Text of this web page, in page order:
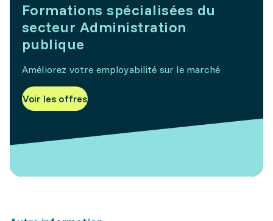
Formations spécialisées du
secteur Administration
publique
Améliorez votre employabilité sur le marché
Voir les offres